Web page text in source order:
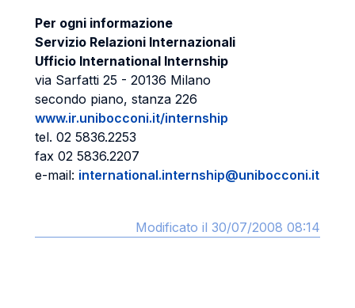
Per ogni informazione
Servizio Relazioni Internazionali
Ufficio International Internship
via Sarfatti 25 - 20136 Milano
secondo piano, stanza 226
www.ir.unibocconi.it/internship
tel. 02 5836.2253
fax 02 5836.2207
e-mail: international.internship@unibocconi.it
Modificato il 30/07/2008 08:14